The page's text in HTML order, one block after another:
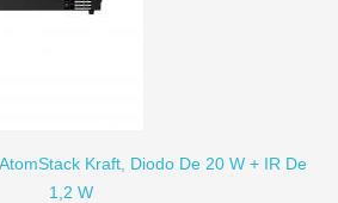
Kraft, Diodo De 20 W + IR De
1,2 W